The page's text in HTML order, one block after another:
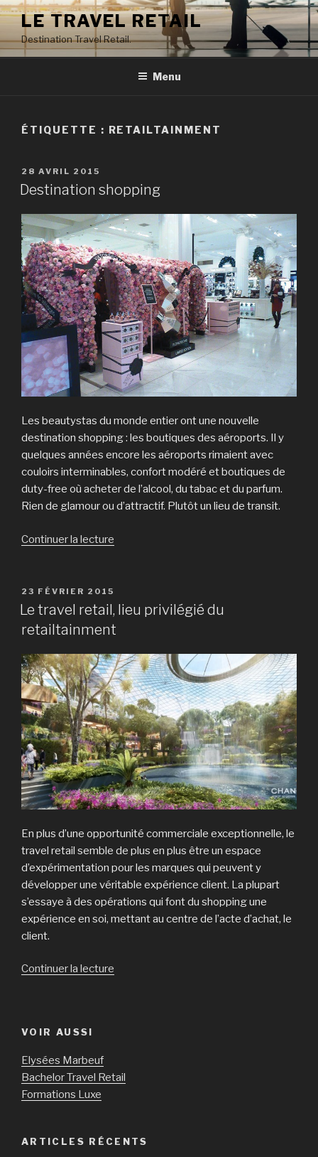
Aller
contenu
principal
LE TRAVEL RETAIL
Destination Travel Retail.
Menu
ÉTIQUETTE : RETAILTAINMENT
PUBLIÉ
LE
28 AVRIL 2015
Destination shopping
Les beautystas du monde entier ont une nouvelle
destination shopping : les boutiques des aéroports. Il y
quelques années encore les aéroports rimaient avec
couloirs interminables, confort modéré et boutiques de
duty-free où acheter de l’alcool, du tabac et du parfum.
Rien de glamour ou d’attractif. Plutôt un lieu de transit.
Continuer la lecture
PUBLIÉ
LE
23 FÉVRIER 2015
Le travel retail, lieu privilégié du
retailtainment
En plus d’une opportunité commerciale exceptionnelle, le
travel retail semble de plus en plus être un espace
d’expérimentation pour les marques qui peuvent y
développer une véritable expérience client. La plupart
s’essaye à des opérations qui font du shopping une
expérience en soi, mettant au centre de l’acte d’achat, le
client.
Continuer la lecture
du
retailtainment »
VOIR AUSSI
Elysées Marbeuf
Bachelor Travel Retail
Formations Luxe
ARTICLES RÉCENTS